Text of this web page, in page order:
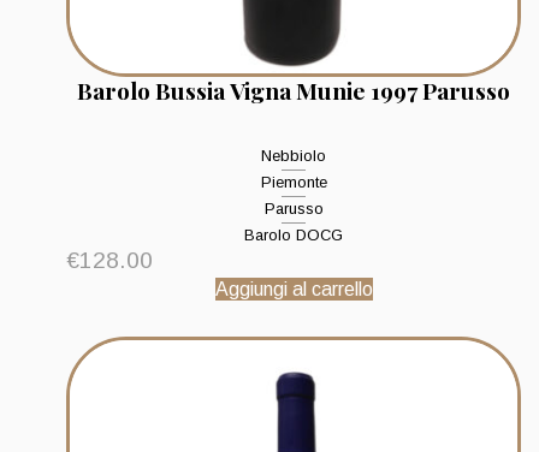
Barolo Bussia Vigna Munie 1997 Parusso
Nebbiolo
Piemonte
Parusso
Barolo DOCG
€128.00
Aggiungi al carrello